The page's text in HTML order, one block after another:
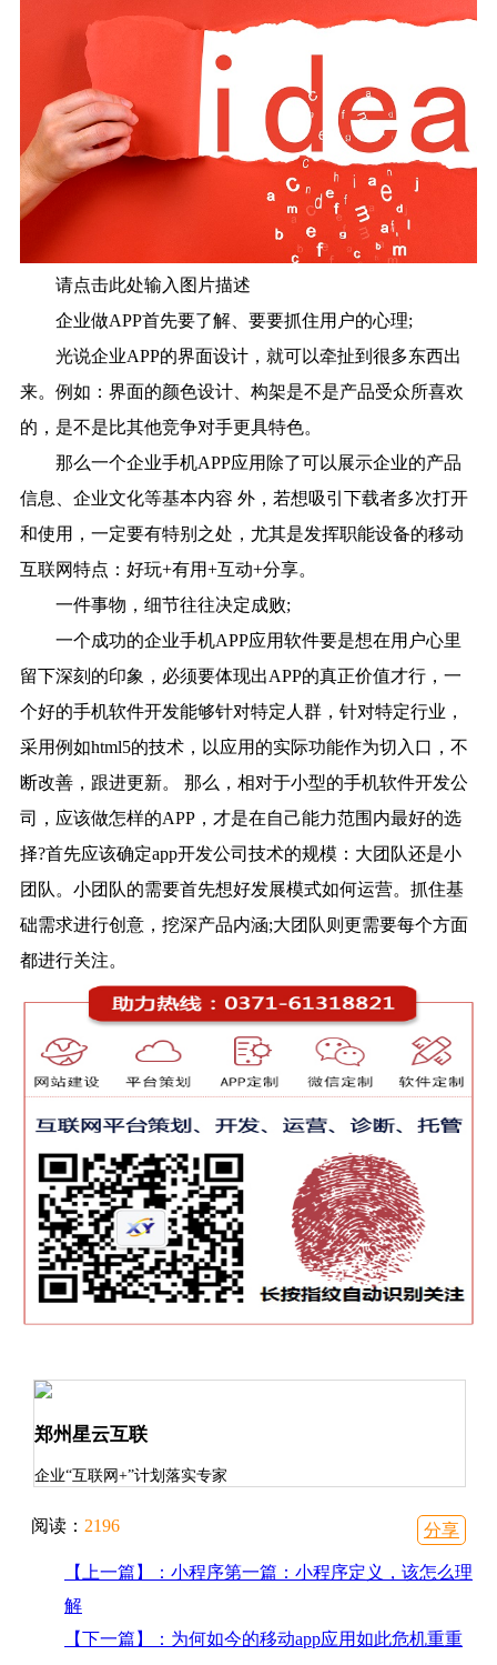
请点击此处输入图片描述
企业做APP首先要了解、要要抓住用户的心理;
光说企业APP的界面设计，就可以牵扯到很多东西出
来。例如：界面的颜色设计、构架是不是产品受众所喜欢
的，是不是比其他竞争对手更具特色。
那么一个企业手机APP应用除了可以展示企业的产品
信息、企业文化等基本内容 外，若想吸引下载者多次打开
和使用，一定要有特别之处，尤其是发挥职能设备的移动
互联网特点：好玩+有用+互动+分享。
一件事物，细节往往决定成败;
一个成功的企业手机APP应用软件要是想在用户心里
留下深刻的印象，必须要体现出APP的真正价值才行，一
个好的手机软件开发能够针对特定人群，针对特定行业，
采用例如html5的技术，以应用的实际功能作为切入口，不
断改善，跟进更新。 那么，相对于小型的手机软件开发公
司，应该做怎样的APP，才是在自己能力范围内最好的选
择?首先应该确定app开发公司技术的规模：大团队还是小
团队。小团队的需要首先想好发展模式如何运营。抓住基
础需求进行创意，挖深产品内涵;大团队则更需要每个方面
都进行关注。
郑州星云互联
企业“互联网+”计划落实专家
阅读： 2196 分享
【上一篇】：小程序第一篇：小程序定义，该怎么理
解
【下一篇】：为何如今的移动app应用如此危机重重